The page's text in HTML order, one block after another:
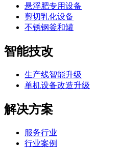
悬浮肥专用设备
剪切乳化设备
不锈钢釜和罐
智能技改
生产线智能升级
单机设备改造升级
解决方案
服务行业
行业案例